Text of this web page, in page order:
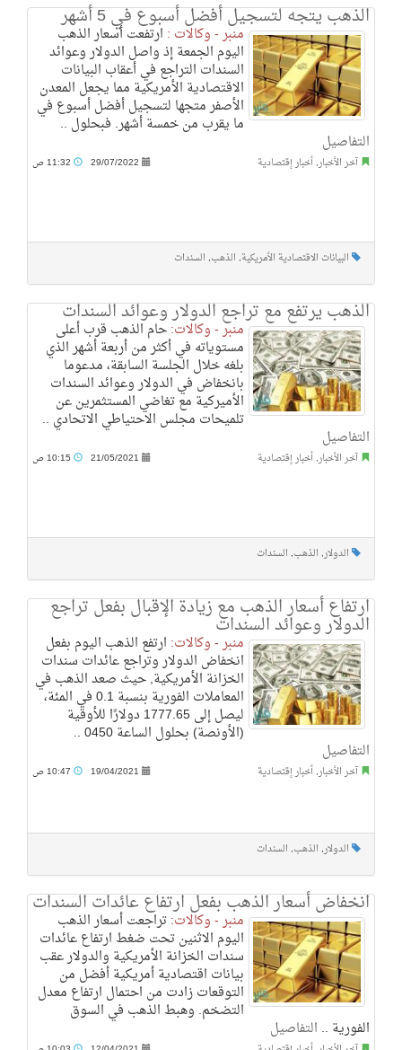
الذهب يتجه لتسجيل أفضل أسبوع في 5 أشهر
منبر - وكالات : ارتفعت أسعار الذهب
اليوم الجمعة إذ واصل الدولار وعوائد
السندات التراجع في أعقاب البيانات
الاقتصادية الأمريكية مما يجعل المعدن
الأصفر متجها لتسجيل أفضل أسبوع في
ما يقرب من خمسة أشهر. فبحلول ..
التفاصيل
آخر الأخبار, أخبار إقتصادية 29/07/2022
البيانات الاقتصادية الأمريكية, الذهب, السندات
الذهب يرتفع مع تراجع الدولار وعوائد السندات
منبر - وكالات:حام الذهب قرب أعلى
مستوياته في أكثر من أربعة أشهر الذي
بلغه خلال الجلسة السابقة، مدعوما
بانخفاض في الدولار وعوائد السندات
الأميركية مع تغاضي المستثمرين عن
تلميحات مجلس الاحتياطي الاتحادي ..
التفاصيل
آخر الأخبار, أخبار إقتصادية 21/05/2021
الدولار, الذهب, السندات
ارتفاع أسعار الذهب مع زيادة الإقبال بفعل تراجع
الدولار وعوائد السندات
منبر - وكالات: ارتفع الذهب اليوم بفعل
انخفاض الدولار وتراجع عائدات سندات
الخزانة الأمريكية, حيث صعد الذهب في
المعاملات الفورية بنسبة 0.1 في المئة،
ليصل إلى 1777.65 دولارًا للأوقية
(الأونصة) بحلول الساعة 0450 ..
التفاصيل
آخر الأخبار, أخبار إقتصادية 19/04/2021
الدولار, الذهب, السندات
انخفاض أسعار الذهب بفعل ارتفاع عائدات السندات
منبر - وكالات:تراجعت أسعار الذهب
اليوم الاثنين تحت ضغط ارتفاع عائدات
سندات الخزانة الأمريكية والدولار عقب
بيانات اقتصادية أمريكية أفضل من
التوقعات زادت من احتمال ارتفاع معدل
التضخم. وهبط الذهب في السوق
الفورية .. التفاصيل